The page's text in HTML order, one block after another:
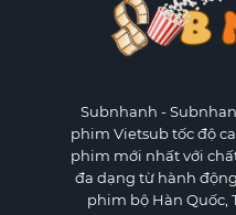
Subnhanh -
phim Vietsub tốc độ
phim mới nhất với
đa dạng từ hành
phim bộ Hàn Quốc,